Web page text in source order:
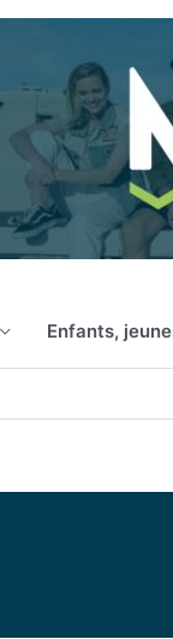
Enfants,